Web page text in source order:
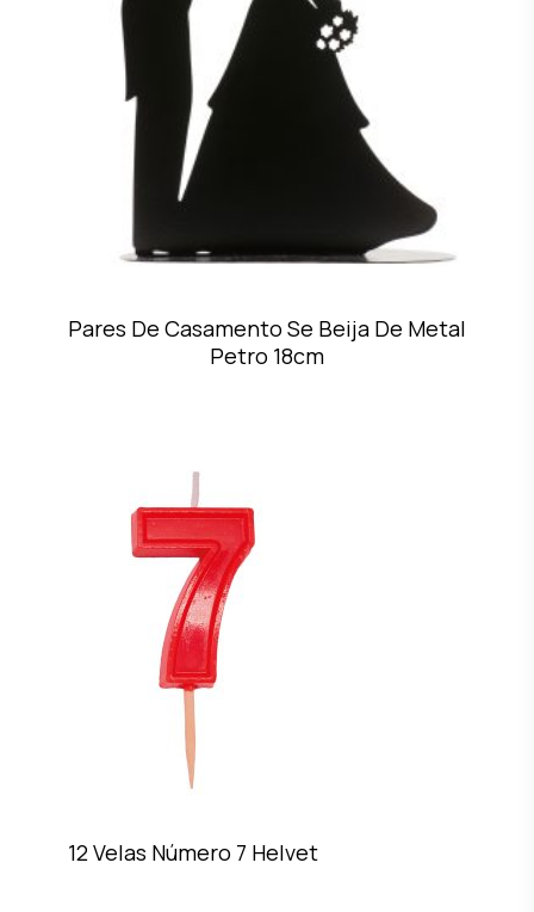
Pares De Casamento Se Beija De Metal
Petro 18cm
12 Velas Número 7 Helvet